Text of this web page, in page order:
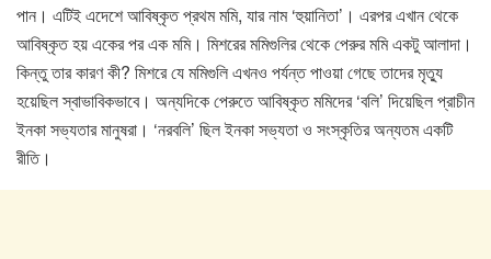
পান। এটিই এদেশে আবিষ্কৃত প্রথম মমি, যার নাম ‘হুয়ানিতা’। এরপর এখান থেকে
আবিষ্কৃত হয় একের পর এক মমি। মিশরের মমিগুলির থেকে পেরুর মমি একটু আলাদা।
কিন্তু তার কারণ কী? মিশরে যে মমিগুলি এখনও পর্যন্ত পাওয়া গেছে তাদের মৃত্যু
হয়েছিল স্বাভাবিকভাবে। অন্যদিকে পেরুতে আবিষ্কৃত মমিদের ‘বলি’ দিয়েছিল প্রাচীন
ইনকা সভ্যতার মানুষরা। ‘নরবলি’ ছিল ইনকা সভ্যতা ও সংস্কৃতির অন্যতম একটি
রীতি।